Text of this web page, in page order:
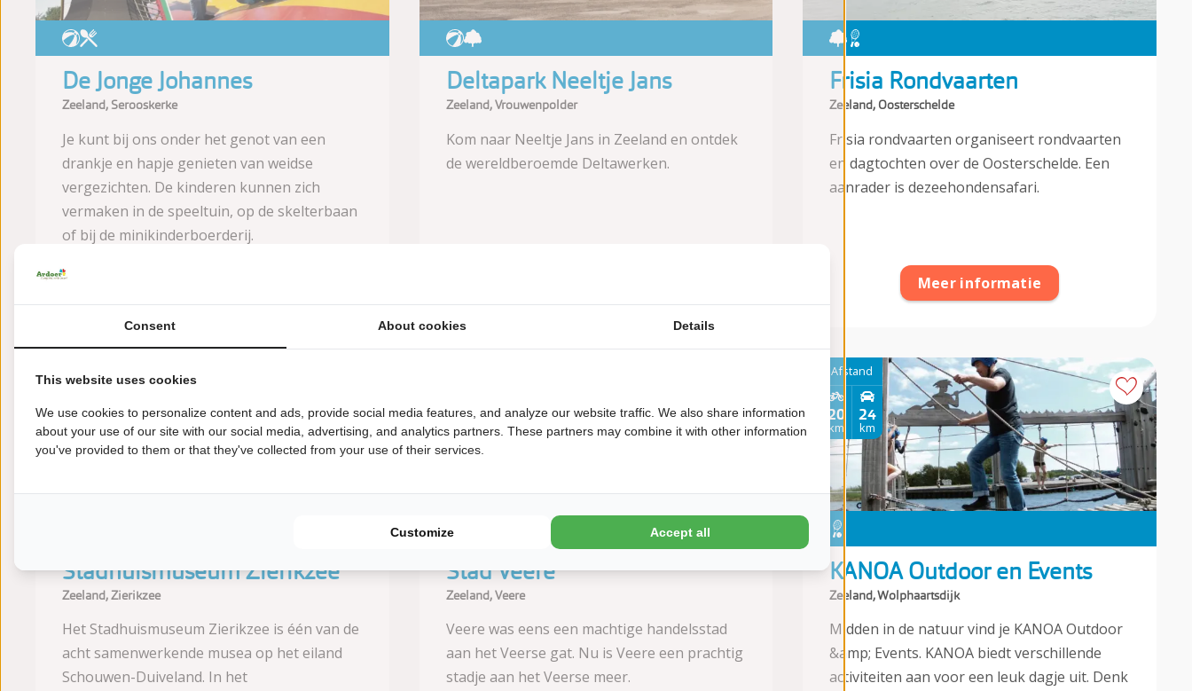
23
km
20
km
Stad Veere
Zeeland, Veere
Veere was eens een machtige handelsstad
aan het Veerse gat. Nu is Veere een prachtig
stadje aan het Veerse meer.
Afstand
24
km
20
km
KANOA Outdoor en Events
Zeeland, Wolphaartsdijk
Midden in de natuur vind je KANOA Outdoor
&amp; Events. KANOA biedt verschillende
activiteiten aan voor een leuk dagje uit. Denk
De Jonge Johannes
Zeeland, Serooskerke
Je kunt bij ons onder het genot van een
drankje en hapje genieten van weidse
vergezichten. De kinderen kunnen zich
vermaken in de speeltuin, op de skelterbaan
of bij de minikinderboerderij.
Frisia Rondvaarten
Zeeland, Oosterschelde
Frisia rondvaarten organiseert rondvaarten
en dagtochten over de Oosterschelde. Een
aanrader is dezeehondensafari.
Meer informatie
21
km
19
km
Stadhuismuseum Zierikzee
Zeeland, Zierikzee
Het Stadhuismuseum Zierikzee is één van de
acht samenwerkende musea op het eiland
Schouwen-Duiveland. In het
Deltapark Neeltje Jans
Zeeland, Vrouwenpolder
Kom naar Neeltje Jans in Zeeland en ontdek
de wereldberoemde Deltawerken.
Consent About cookies Details
This website uses cookies
We use cookies to personalize content and ads, provide social media features, and analyze our website traffic. We also share information
about your use of our site with our social media, advertising, and analytics partners. These partners may combine it with other information
you've provided to them or that they've collected from your use of their services.
Customize Accept all